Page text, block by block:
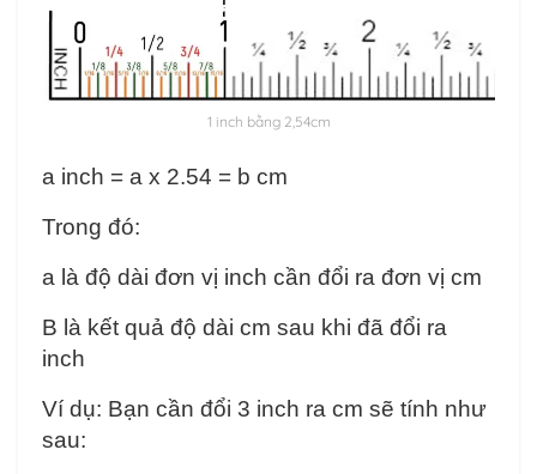
1 inch bằng 2,54cm
a inch = a x 2.54 = b cm
Trong đó:
a là độ dài đơn vị inch cần đổi ra đơn vị cm
B là kết quả độ dài cm sau khi đã đổi ra
inch
Ví dụ: Bạn cần đổi 3 inch ra cm sẽ tính như
sau: